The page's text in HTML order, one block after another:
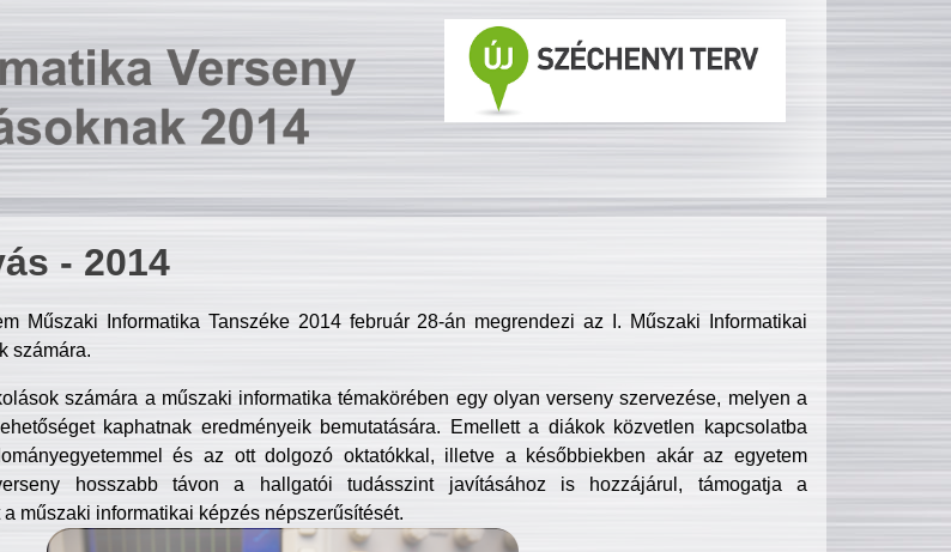
- 2014
Műszaki Informatika Tanszéke 2014 február 28-án megrendezi az I. Műszaki Informatikai
számára.
számára a műszaki informatika témakörében egy olyan verseny szervezése, melyen a
kaphatnak eredményeik bemutatására. Emellett a diákok közvetlen kapcsolatba
és az ott dolgozó oktatókkal, illetve a későbbiekben akár az egyetem
hosszabb távon a hallgatói tudásszint javításához is hozzájárul, támogatja a
műszaki informatikai képzés népszerűsítését.